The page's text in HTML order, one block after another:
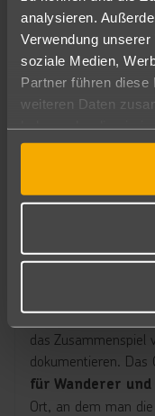
analysieren.
Verwendung
soziale Medien,
Partner führen
weiteren Daten
gesammelt haben.
Das
Das Gebirge ist
und
sowie seiner
hervorzuheben sind
Felder, steinerne
das Zusammenspiel
dokumentieren. Das
für Wanderer
Ort, an dem man